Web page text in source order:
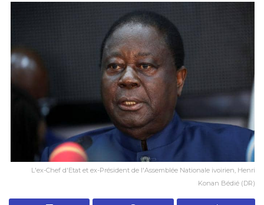
L'ex-Chef d'Etat et ex-Président de l'Assemblée Nationale ivoirien, Henri
Konan Bédié (DR)